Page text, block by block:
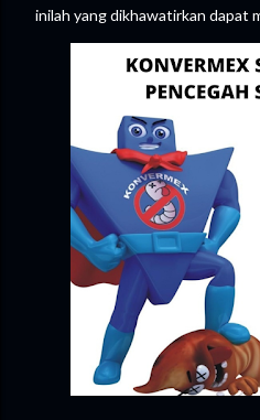
inilah yang dikhawatirkan dapat